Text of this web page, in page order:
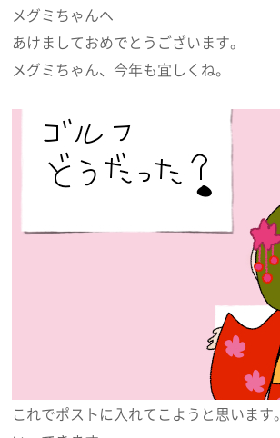
メグミちゃんへ
あけましておめでとうございます。
メグミちゃん、今年も宜しくね。
これでポストに入れてこようと思います。